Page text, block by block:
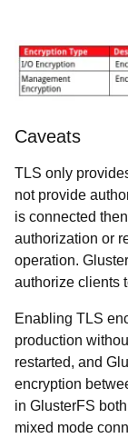
Caveats
TLS only
not provide
is connected
authorization or
operation.
authorize clients
Enabling TLS
production
restarted, and
encryption
in GlusterFS
mixed mode